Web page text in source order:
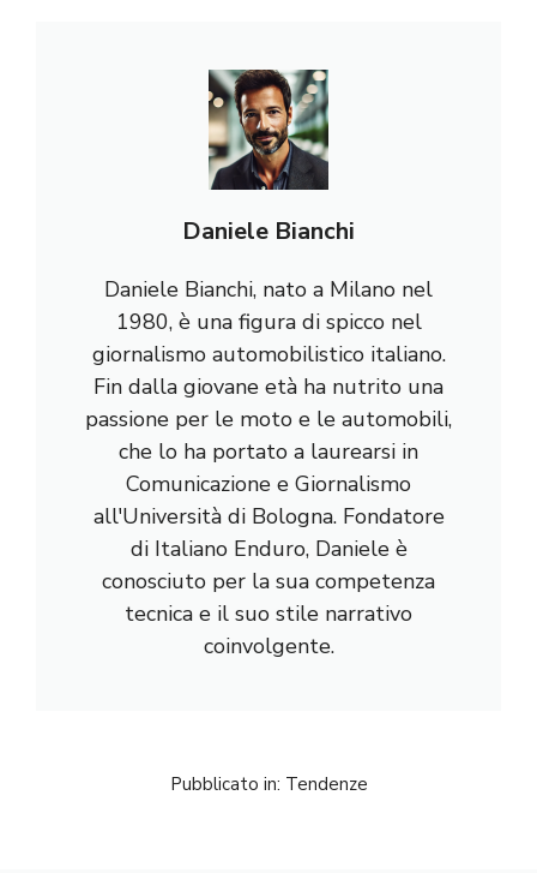
Daniele Bianchi
Daniele Bianchi, nato a Milano nel
1980, è una figura di spicco nel
giornalismo automobilistico italiano.
Fin dalla giovane età ha nutrito una
passione per le moto e le automobili,
che lo ha portato a laurearsi in
Comunicazione e Giornalismo
all'Università di Bologna. Fondatore
di Italiano Enduro, Daniele è
conosciuto per la sua competenza
tecnica e il suo stile narrativo
coinvolgente.
Pubblicato in: Tendenze